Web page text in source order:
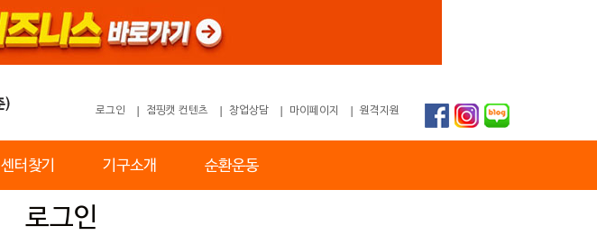
로그인 점핑캣 컨텐츠 창업상담 마이페이지 원격지원
센터찾기 기구소개 순환운동
로그인